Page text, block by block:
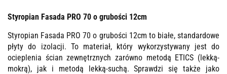
Styropian Fasada PRO 70 o grubości 12cm
Styropian Fasada PRO 70 o grubości 12cm to białe, standardowe
płyty do izolacji. To materiał, który wykorzystywany jest do
ocieplenia ścian zewnętrznych zarówno metodą ETICS (lekką-
mokrą), jak i metodą lekką-suchą. Sprawdzi się także jako